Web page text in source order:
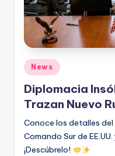
Publicado
en
News
Diplomacia
Trazan Nuevo
Conoce los detalles
Comando Sur de
¡Descúbrelo!